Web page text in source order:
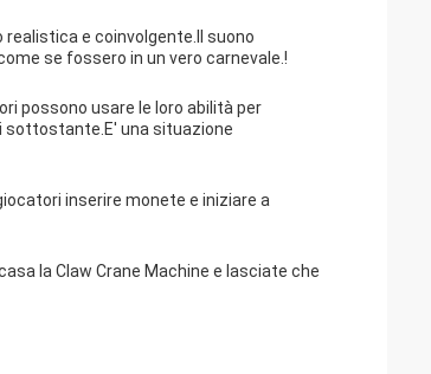
e coinvolgente.Il suono
se fossero in un vero carnevale.!
possono usare le loro abilità per
sottostante.E' una situazione
inserire monete e iniziare a
la Claw Crane Machine e lasciate che